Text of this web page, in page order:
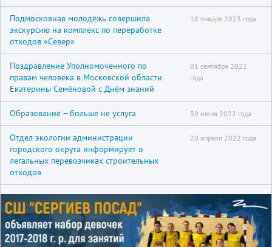
Подмосковная молодёжь совершила
экскурсию на комплекс по переработке
отходов «Север»
10 января 2023 года
Поздравление Уполномоченного по
правам человека в Московской области
Екатерины Семёновой с Днём знаний
01 сентября 2022
года
Образование – больше не услуга 30 июня 2022 года
Отдел экологии администрации
городского округа информирует о
легальных перевозчиках строительных
отходов
20 апреля 2022 года